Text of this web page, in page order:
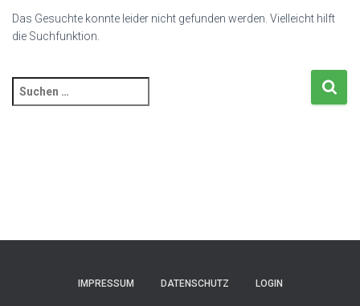
Das Gesuchte konnte leider nicht gefunden werden. Vielleicht hilft
die Suchfunktion.
Suchen
nach:
IMPRESSUM DATENSCHUTZ LOGIN